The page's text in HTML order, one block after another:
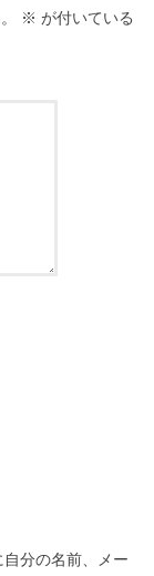
※ が付いている
分の名前、メー